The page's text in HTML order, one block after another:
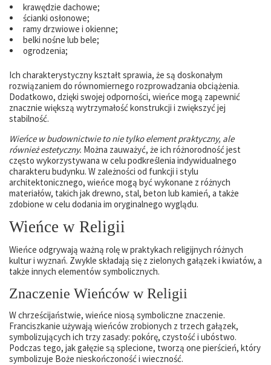
krawędzie dachowe;
ścianki osłonowe;
ramy drzwiowe i okienne;
belki nośne lub bele;
ogrodzenia;
Ich charakterystyczny kształt sprawia, że są doskonałym
rozwiązaniem do równomiernego rozprowadzania obciążenia.
Dodatkowo, dzięki swojej odporności, wieńce mogą zapewnić
znacznie większą wytrzymałość konstrukcji i zwiększyć jej
stabilność.
Wieńce w budownictwie to nie tylko element praktyczny, ale
również estetyczny. Można zauważyć, że ich różnorodność jest
często wykorzystywana w celu podkreślenia indywidualnego
charakteru budynku. W zależności od funkcji i stylu
architektonicznego, wieńce mogą być wykonane z różnych
materiałów, takich jak drewno, stal, beton lub kamień, a także
zdobione w celu dodania im oryginalnego wyglądu.
Wieńce w Religii
Wieńce odgrywają ważną rolę w praktykach religijnych różnych
kultur i wyznań. Zwykle składają się z zielonych gałązek i kwiatów, a
także innych elementów symbolicznych.
Znaczenie Wieńców w Religii
W chrześcijaństwie, wieńce niosą symboliczne znaczenie.
Franciszkanie używają wieńców zrobionych z trzech gałązek,
symbolizujących ich trzy zasady: pokórę, czystość i ubóstwo.
Podczas tego, jak gałęzie są splecione, tworzą one pierścień, który
symbolizuje Boże nieskończoność i wieczność.